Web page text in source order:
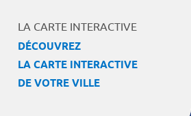
LA CARTE INTERACTIVE
DÉCOUVREZ
LA CARTE INTERACTIVE
DE VOTRE VILLE